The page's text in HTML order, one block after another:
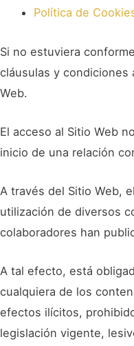
Política de
Si no estuviera
cláusulas y condiciones
Web.
El acceso al Sitio Web
inicio de una relación
A través del Sitio Web,
utilización de diversos
colaboradores han
A tal efecto, está
cualquiera de los
efectos ilícitos,
legislación vigente,